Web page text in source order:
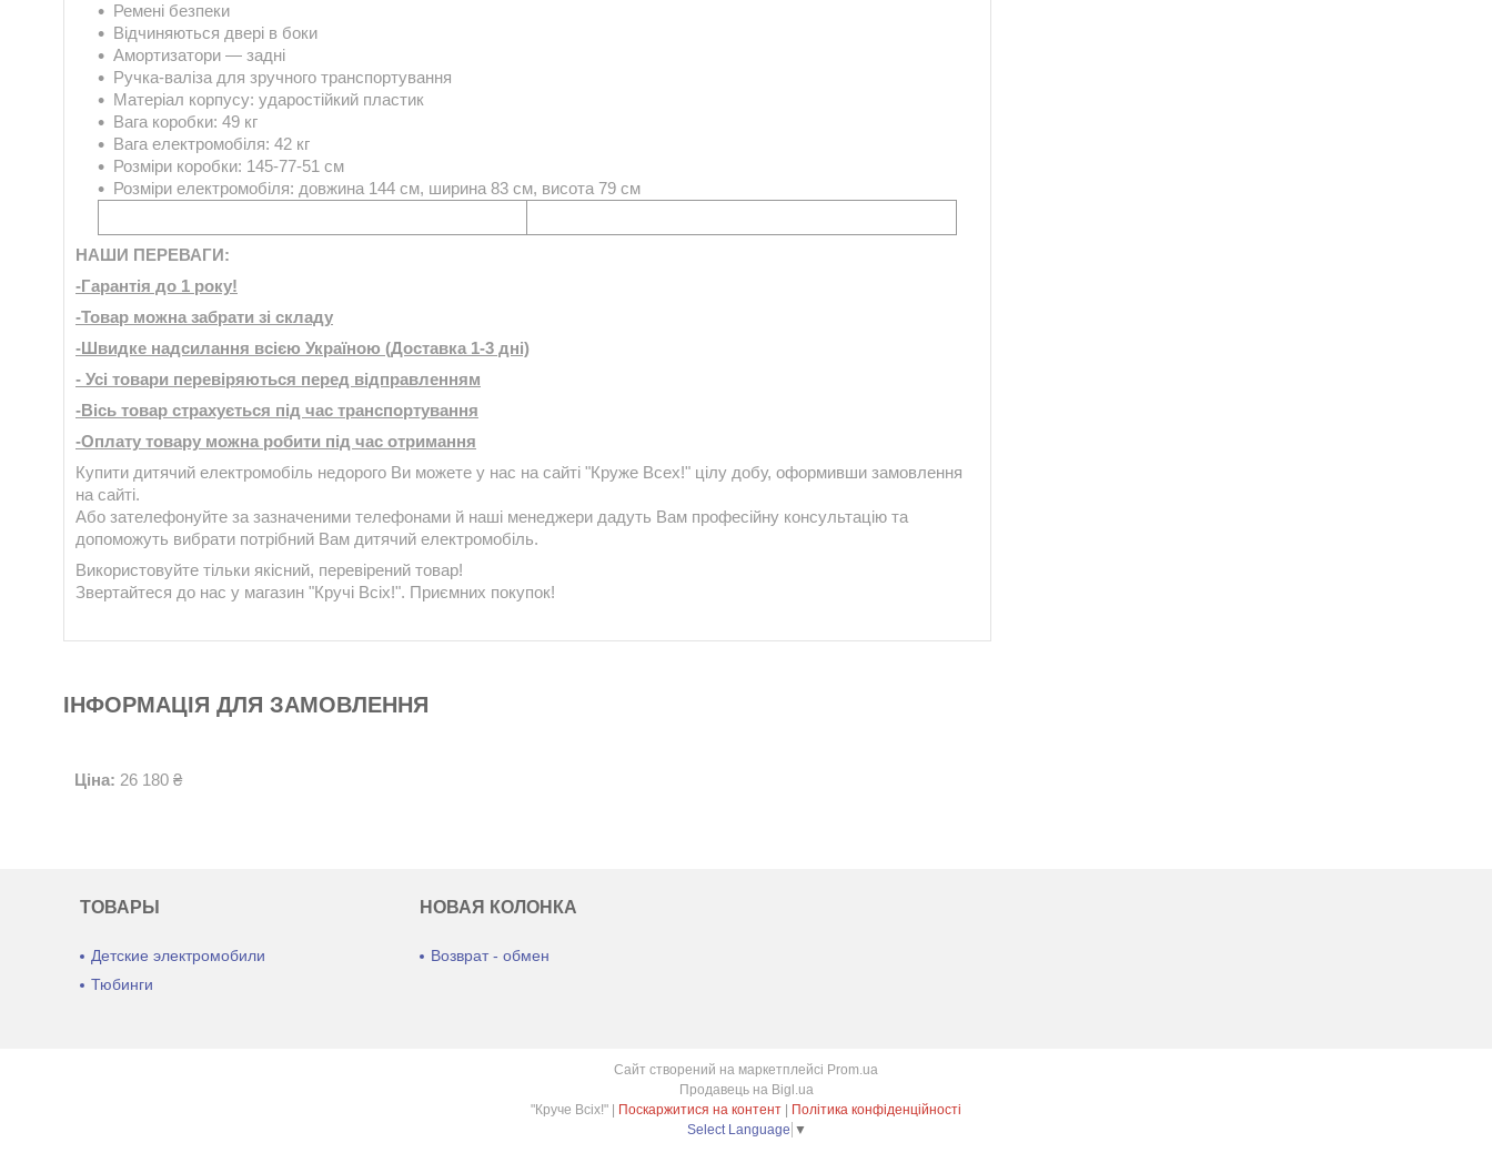
Ремені безпеки
Відчиняються двері в боки
Амортизатори — задні
Ручка-валіза для зручного транспортування
Матеріал корпусу: ударостійкий пластик
Вага коробки: 49 кг
Вага електромобіля: 42 кг
Розміри коробки: 145-77-51 см
Розміри електромобіля: довжина 144 см, ширина 83 см, висота 79 см
НАШИ ПЕРЕВАГИ:
-Гарантія до 1 року!
-Товар можна забрати зі складу
-Швидке надсилання всією Україною (Доставка 1-3 дні)
- Усі товари перевіряються перед відправленням
-Вісь товар страхується під час транспортування
-Оплату товару можна робити під час отримання
Купити дитячий електромобіль недорого Ви можете у нас на сайті "Круже Всех!" цілу добу, оформивши замовлення
на сайті.
Або зателефонуйте за зазначеними телефонами й наші менеджери дадуть Вам професійну консультацію та
допоможуть вибрати потрібний Вам дитячий електромобіль.
Використовуйте тільки якісний, перевірений товар!
Звертайтеся до нас у магазин "Кручі Всіх!". Приємних покупок!
ІНФОРМАЦІЯ ДЛЯ ЗАМОВЛЕННЯ
Ціна: 26 180 ₴
ТОВАРЫ
Детские электромобили
Тюбинги
НОВАЯ КОЛОНКА
Возврат - обмен
Сайт створений на маркетплейсі Prom.ua
Продавець на Bigl.ua
"Круче Всіх!" | Поскаржитися на контент | Політика конфіденційності
Select Language ▼